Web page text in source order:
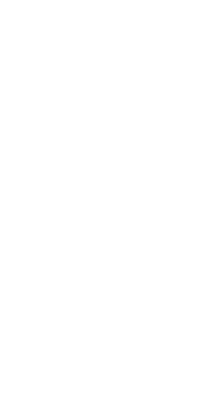
sobre la
visible,
de la realidad,
sus experiencias
en un mundo